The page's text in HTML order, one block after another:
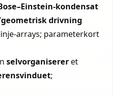
kondensat
drivning
arrays; parameterkort
selvorganiserer et
;